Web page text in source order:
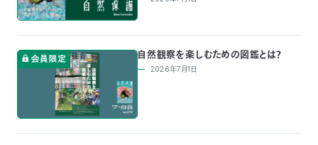
自然観察を楽しむための図鑑とは？
2026年7月1日